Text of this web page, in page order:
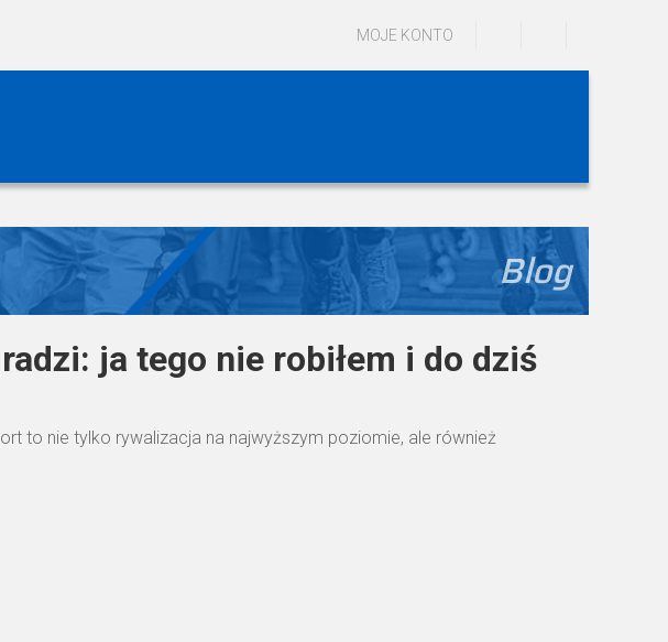
MOJE KONTO
Blog
ja tego nie robiłem i do dziś
to nie tylko rywalizacja na najwyższym poziomie, ale również